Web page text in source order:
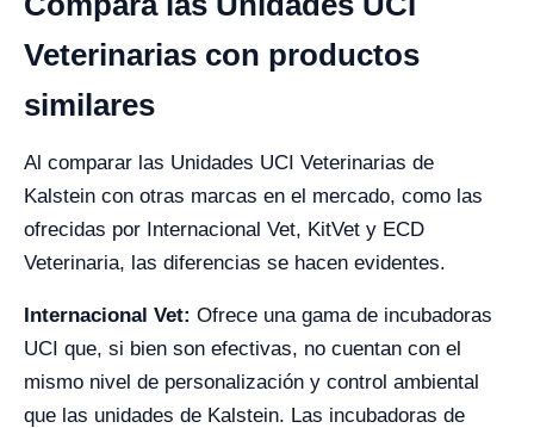
Veterinarias con productos
similares
Al comparar las Unidades UCI Veterinarias de
Kalstein con otras marcas en el mercado, como las
ofrecidas por Internacional Vet, KitVet y ECD
Veterinaria, las diferencias se hacen evidentes.
Internacional Vet: Ofrece una gama de incubadoras
UCI que, si bien son efectivas, no cuentan con el
mismo nivel de personalización y control ambiental
que las unidades de Kalstein. Las incubadoras de